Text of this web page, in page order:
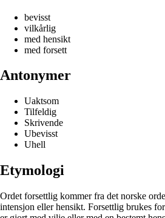
bevisst
vilkårlig
med hensikt
med forsett
Antonymer
Uaktsom
Tilfeldig
Skrivende
Ubevisst
Uhell
Etymologi
Ordet forsettlig kommer fra det norske
intensjon eller hensikt. Forsettlig brukes